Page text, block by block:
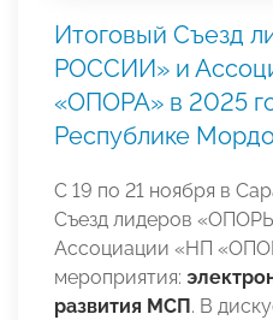
Итоговый Съезд
РОССИИ» и
«ОПОРА» в 2025
Республике
С 19 по 21 ноября в
Съезд лидеров
Ассоциации «НП
мероприятия:
развития МСП . В